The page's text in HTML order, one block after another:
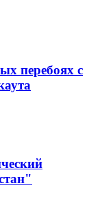
перебоях с